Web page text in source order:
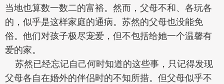
当地也算数一数二的富裕。然而，父母不和、各玩各
的，似乎是这样家庭的通病。苏然的父母也没能免
俗。他们对孩子极尽宠爱，但不包括给她一个温馨有
爱的家。
苏然已经忘记自己何时知道的这些事，只记得发现
父母各自在婚外的伴侣时的不知所措。但父母似乎不